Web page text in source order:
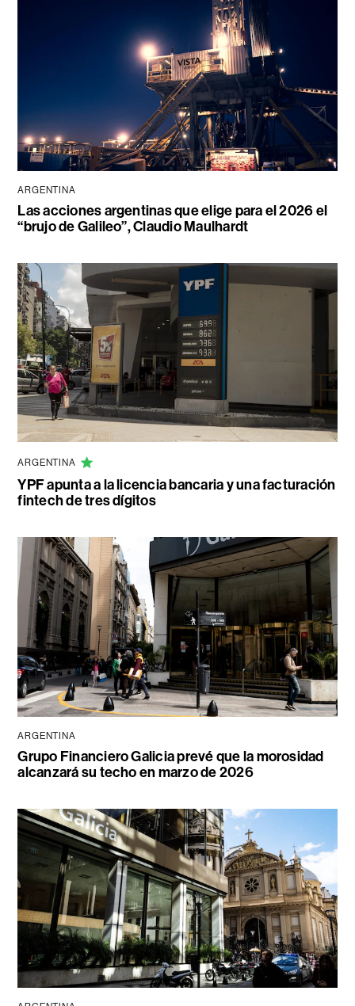
ARGENTINA
Las acciones argentinas que elige para el 2026 el
“brujo de Galileo”, Claudio Maulhardt
ARGENTINA
YPF apunta a la licencia bancaria y una facturación
fintech de tres dígitos
ARGENTINA
Grupo Financiero Galicia prevé que la morosidad
alcanzará su techo en marzo de 2026